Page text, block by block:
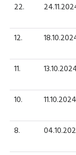
22.
12.
11.
10. 11.10.2024
8.